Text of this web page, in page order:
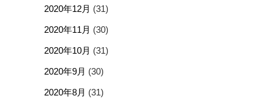
2020年12月 (31)
2020年11月 (30)
2020年10月 (31)
2020年9月 (30)
2020年8月 (31)